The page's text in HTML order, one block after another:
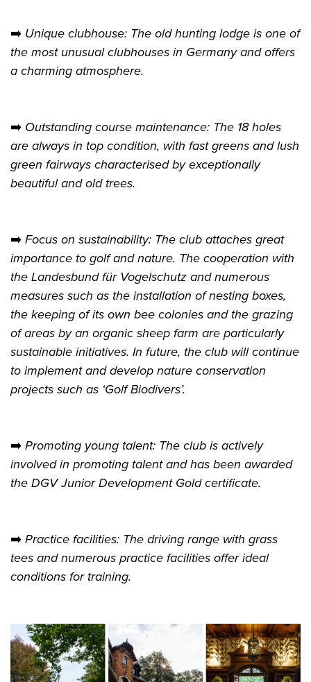
➡️ Unique clubhouse: The old hunting lodge is one of
the most unusual clubhouses in Germany and offers
a charming atmosphere.
➡️ Outstanding course maintenance: The 18 holes
are always in top condition, with fast greens and lush
green fairways characterised by exceptionally
beautiful and old trees.
➡️ Focus on sustainability: The club attaches great
importance to golf and nature. The cooperation with
the Landesbund für Vogelschutz and numerous
measures such as the installation of nesting boxes,
the keeping of its own bee colonies and the grazing
of areas by an organic sheep farm are particularly
sustainable initiatives. In future, the club will continue
to implement and develop nature conservation
projects such as ‘Golf Biodivers’.
➡️ Promoting young talent: The club is actively
involved in promoting talent and has been awarded
the DGV Junior Development Gold certificate.
➡️ Practice facilities: The driving range with grass
tees and numerous practice facilities offer ideal
conditions for training.